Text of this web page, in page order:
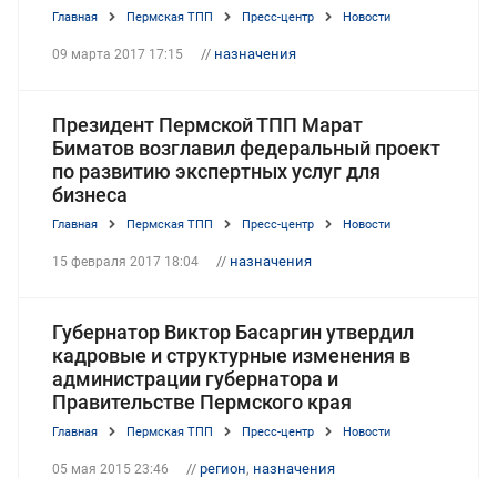
Главная Пермская ТПП Пресс-центр Новости
09 марта 2017 17:15 // назначения
Президент Пермской ТПП Марат
Биматов возглавил федеральный проект
по развитию экспертных услуг для
бизнеса
Главная Пермская ТПП Пресс-центр Новости
15 февраля 2017 18:04 // назначения
Губернатор Виктор Басаргин утвердил
кадровые и структурные изменения в
администрации губернатора и
Правительстве Пермского края
Главная Пермская ТПП Пресс-центр Новости
05 мая 2015 23:46 // регион, назначения